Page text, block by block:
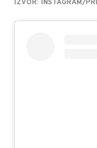
IZVOR: INSTAGRAM/